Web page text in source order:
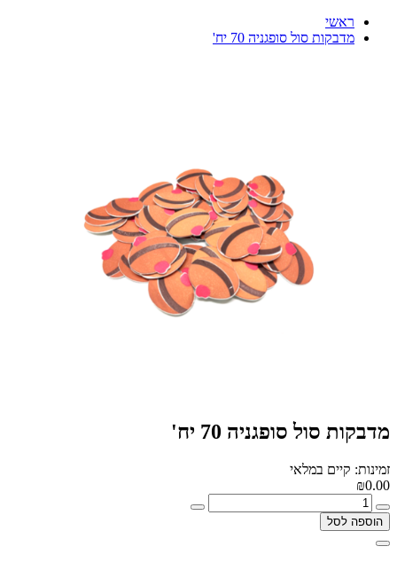
ראשי
מדבקות סול סופגניה 70 יח'
מדבקות סול סופגניה 70 יח'
זמינות: קיים במלאי
₪0.00
הוספה לסל